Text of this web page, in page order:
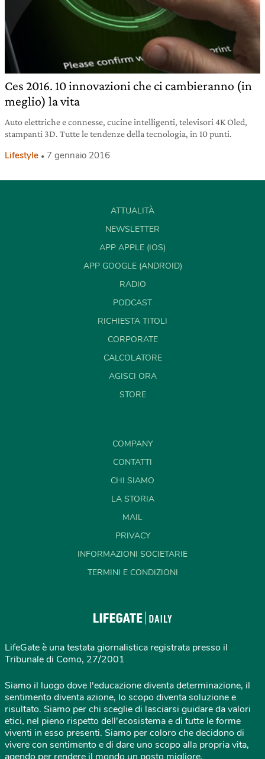
Ces 2016. 10 innovazioni che ci cambieranno (in
meglio) la vita
Auto elettriche e connesse, cucine intelligenti, televisori 4K Oled,
stampanti 3D. Tutte le tendenze della tecnologia, in 10 punti.
Lifestyle 7 gennaio 2016
ATTUALITÀ
NEWSLETTER
APP APPLE (IOS)
APP GOOGLE (ANDROID)
RADIO
PODCAST
RICHIESTA TITOLI
CORPORATE
CALCOLATORE
AGISCI ORA
STORE
COMPANY
CONTATTI
CHI SIAMO
LA STORIA
MAIL
PRIVACY
INFORMAZIONI SOCIETARIE
TERMINI E CONDIZIONI
LifeGate è una testata giornalistica registrata presso il
Tribunale di Como, 27/2001
Siamo il luogo dove l'educazione diventa determinazione, il
sentimento diventa azione, lo scopo diventa soluzione e
risultato. Siamo per chi sceglie di lasciarsi guidare da valori
etici, nel pieno rispetto dell'ecosistema e di tutte le forme
viventi in esso presenti. Siamo per coloro che decidono di
vivere con sentimento e di dare uno scopo alla propria vita,